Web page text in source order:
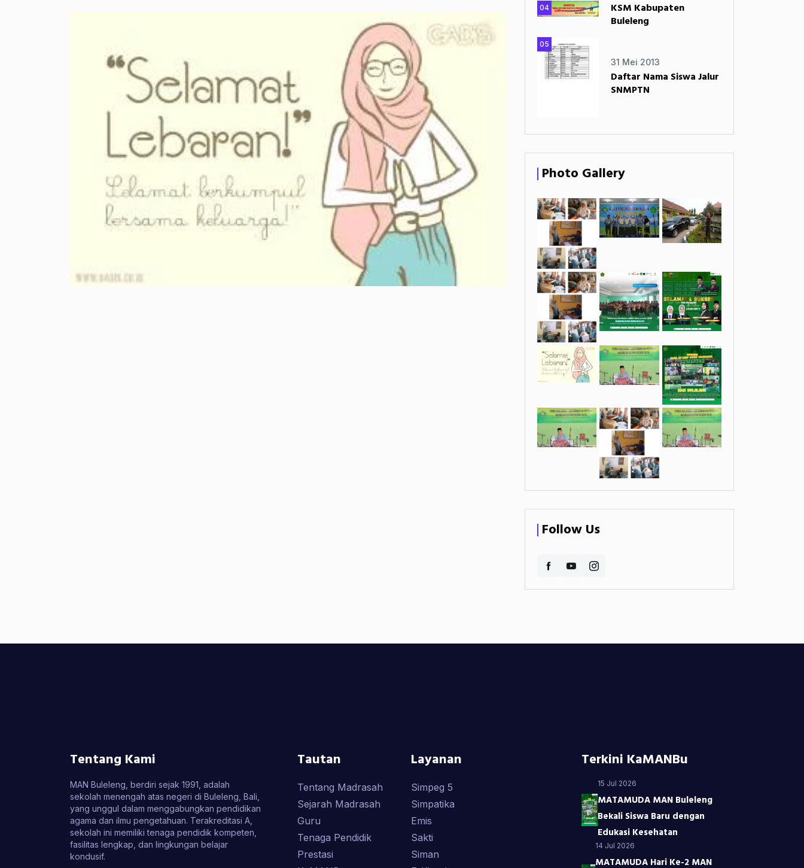
04
KSM Kabupaten
Buleleng
05
31 Mei 2013
Daftar Nama Siswa Jalur
SNMPTN
Photo Gallery
Follow Us
Tentang Kami
MAN Buleleng, berdiri sejak 1991, adalah
sekolah menengah atas negeri di Buleleng, Bali,
yang unggul dalam menggabungkan pendidikan
agama dan ilmu pengetahuan. Terakreditasi A,
sekolah ini memiliki tenaga pendidik kompeten,
fasilitas lengkap, dan lingkungan belajar
kondusif.
Tautan
Tentang Madrasah
Sejarah Madrasah
Guru
Tenaga Pendidik
Prestasi
Layanan
Simpeg 5
Simpatika
Emis
Sakti
Siman
Terkini KaMANBu
15 Jul 2026
MATAMUDA MAN Buleleng
Bekali Siswa Baru dengan
Edukasi Kesehatan
14 Jul 2026
MATAMUDA Hari Ke-2 MAN